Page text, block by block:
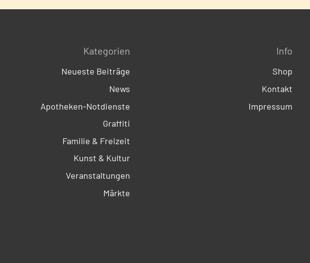
Kategorien
Neueste Beiträge
News
Apotheken-Notdienste
Graffiti
Familie & Freizeit
Kunst & Kultur
Veranstaltungen
Märkte
Info
Shop
Kontakt
Impressum